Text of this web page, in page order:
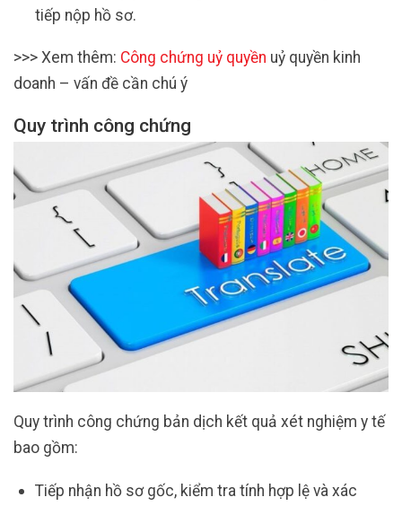
tiếp nộp hồ sơ.
>>> Xem thêm: Công chứng uỷ quyền uỷ quyền kinh
doanh – vấn đề cần chú ý
Quy trình công chứng
Quy trình công chứng bản dịch kết quả xét nghiệm y tế
bao gồm:
Tiếp nhận hồ sơ gốc, kiểm tra tính hợp lệ và xác